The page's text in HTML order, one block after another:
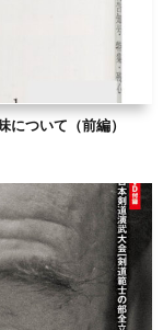
ついて（前編）